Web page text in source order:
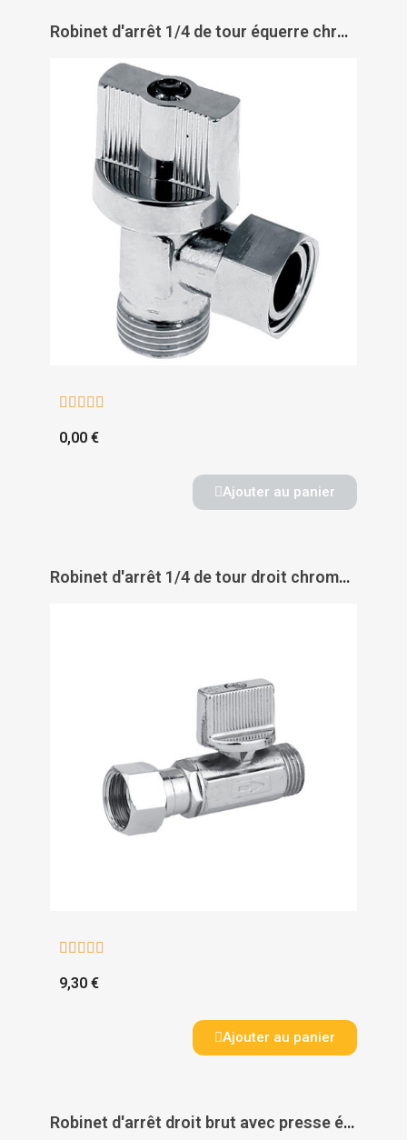
Robinet d'arrêt 1/4 de tour équerre chromé - PAS DE MARQUE
    
0,00 €
Ajouter au panier
Robinet d'arrêt 1/4 de tour droit chromé - PAS DE MARQUE
    
9,30 €
Ajouter au panier
Robinet d'arrêt droit brut avec presse étoupe - PAS DE MARQUE